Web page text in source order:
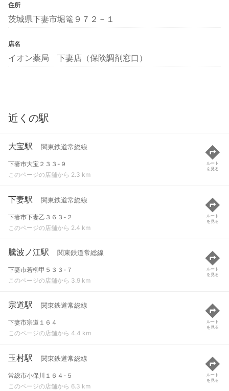
住所
茨城県下妻市堀篭９７２－１
店名
イオン薬局 下妻店（保険調剤窓口）
近くの駅
大宝駅 関東鉄道常総線
下妻市大宝２３３-９
このページの店舗から 2.3 km
ルート
を見る
下妻駅 関東鉄道常総線
下妻市下妻乙３６３-２
このページの店舗から 2.4 km
ルート
を見る
騰波ノ江駅 関東鉄道常総線
下妻市若柳甲５３３-７
このページの店舗から 3.9 km
ルート
を見る
宗道駅 関東鉄道常総線
下妻市宗道１６４
このページの店舗から 4.4 km
ルート
を見る
玉村駅 関東鉄道常総線
常総市小保川１６４-５
このページの店舗から 6.3 km
ルート
を見る